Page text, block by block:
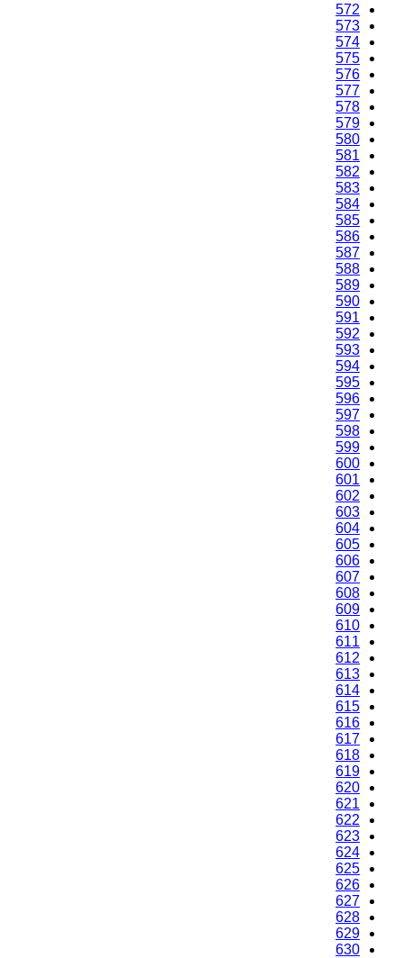
572
573
574
575
576
577
578
579
580
581
582
583
584
585
586
587
588
589
590
591
592
593
594
595
596
597
598
599
600
601
602
603
604
605
606
607
608
609
610
611
612
613
614
615
616
617
618
619
620
621
622
623
624
625
626
627
628
629
630